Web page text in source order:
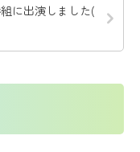
に出演しました(